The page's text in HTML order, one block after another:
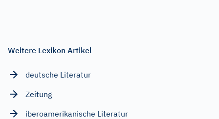
Weitere Lexikon Artikel
deutsche Literatur
Zeitung
iberoamerikanische Literatur